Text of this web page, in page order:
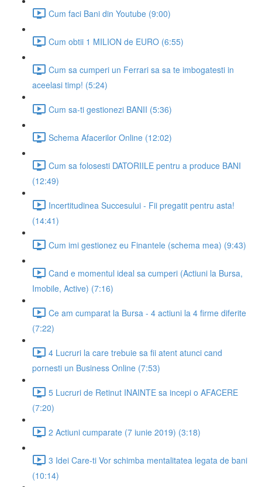
Cum faci Bani din Youtube (9:00)
Cum obtii 1 MILION de EURO (6:55)
Cum sa cumperi un Ferrari sa sa te imbogatesti in
aceelasi timp! (5:24)
Cum sa-ti gestionezi BANII (5:36)
Schema Afacerilor Online (12:02)
Cum sa folosesti DATORIILE pentru a produce BANI
(12:49)
Incertitudinea Succesului - Fii pregatit pentru asta!
(14:41)
Cum imi gestionez eu Finantele (schema mea) (9:43)
Cand e momentul ideal sa cumperi (Actiuni la Bursa,
Imobile, Active) (7:16)
Ce am cumparat la Bursa - 4 actiuni la 4 firme diferite
(7:22)
4 Lucruri la care trebuie sa fii atent atunci cand
pornesti un Business Online (7:53)
5 Lucruri de Retinut INAINTE sa incepi o AFACERE
(7:20)
2 Actiuni cumparate (7 iunie 2019) (3:18)
3 Idei Care-ti Vor schimba mentalitatea legata de bani
(10:14)